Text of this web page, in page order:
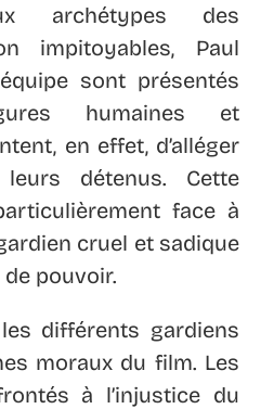
archétypes des
impitoyables, Paul
sont présentés
humaines et
en effet, d’alléger
détenus. Cette
face à
cruel et sadique
pouvoir.
différents gardiens
moraux du film. Les
à l’injustice du